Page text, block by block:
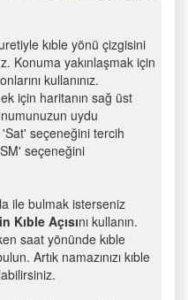
kıble yönü çizgisini
Konuma yakınlaşmak için
kullanınız.
için haritanın sağ üst
uydu
seçeneğini tercih
seçeneğini
ile bulmak isterseniz
Kıble Açısını kullanın.
saat yönünde kıble
Artık namazınızı kıble